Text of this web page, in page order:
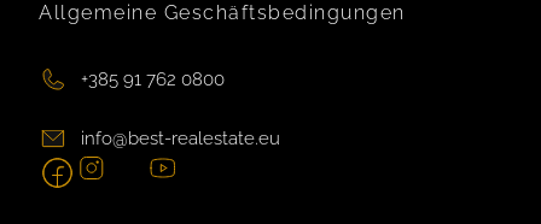
Allgemeine Geschäftsbedingungen
+385 91 762 0800
info@best-realestate.eu